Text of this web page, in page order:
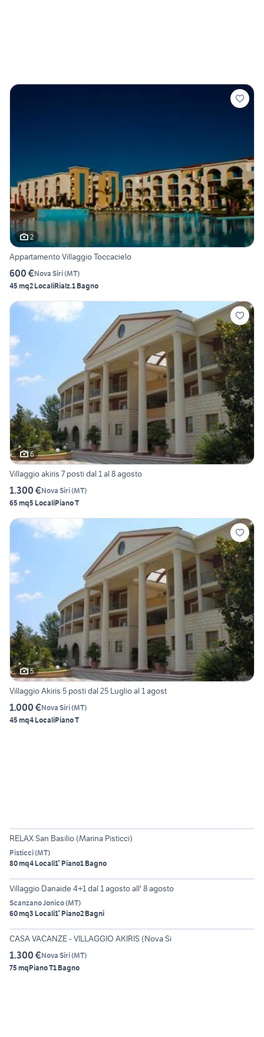
2
Appartamento Villaggio Toccacielo
600 €Nova Siri(MT)
45 mq2 LocaliRialz.1 Bagno
6
Villaggio akiris 7 posti dal 1 al 8 agosto
1.300 €Nova Siri(MT)
65 mq5 LocaliPiano T
5
Villaggio Akiris 5 posti dal 25 Luglio al 1 agost
1.000 €Nova Siri(MT)
45 mq4 LocaliPiano T
RELAX San Basilio (Marina Pisticci)
Pisticci(MT)
80 mq4 Locali1° Piano1 Bagno
5
Villaggio Danaide 4+1 dal 1 agosto all' 8 agosto
Scanzano Jonico(MT)
60 mq3 Locali1° Piano2 Bagni
6
CASA VACANZE - VILLAGGIO AKIRIS (Nova Si
1.300 €Nova Siri(MT)
75 mqPiano T1 Bagno